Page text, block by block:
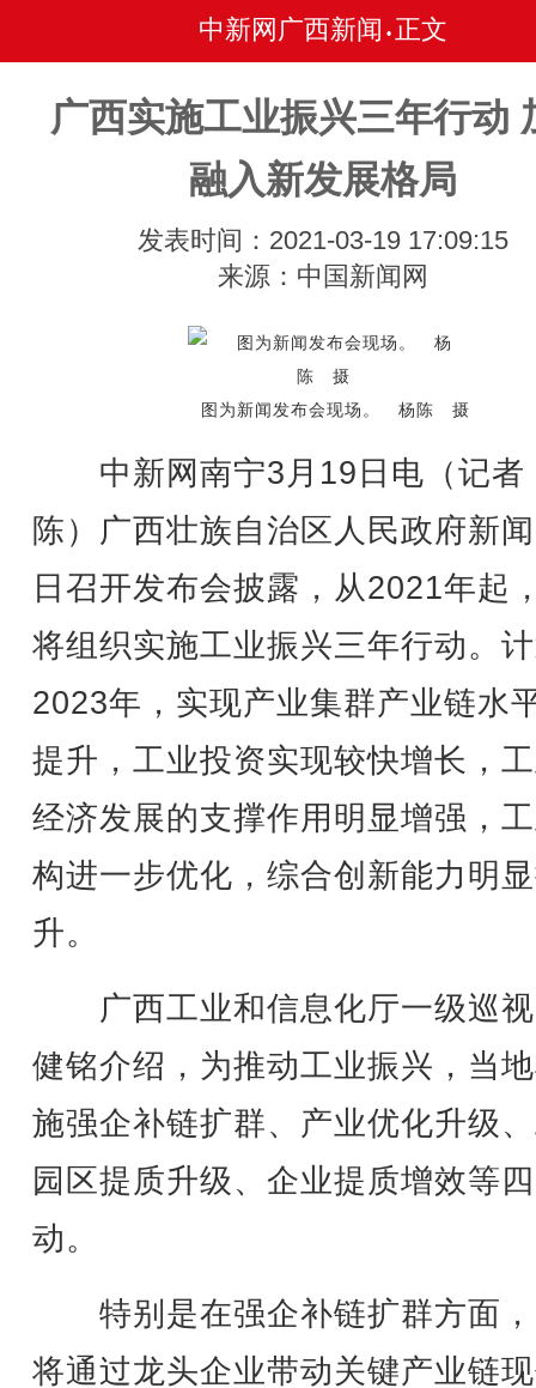
中新网广西新闻 • 正文
广西实施工业振兴三年行动
融入新发展格局
发表时间：2021-03-19 17:09:15
来源：中国新闻网
图为新闻发布会现场。 杨陈 摄
中新网南宁3月19日电（记者
陈）广西壮族自治区人民政府新
日召开发布会披露，从2021年起
将组织实施工业振兴三年行动。
2023年，实现产业集群产业链水
提升，工业投资实现较快增长，
经济发展的支撑作用明显增强，
构进一步优化，综合创新能力明
升。
广西工业和信息化厅一级巡
健铭介绍，为推动工业振兴，当
施强企补链扩群、产业优化升级
园区提质升级、企业提质增效等
动。
特别是在强企补链扩群方面
将通过龙头企业带动关键产业链